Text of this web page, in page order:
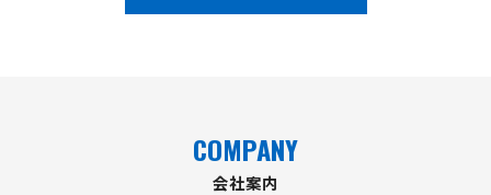
COMPANY
会社案内